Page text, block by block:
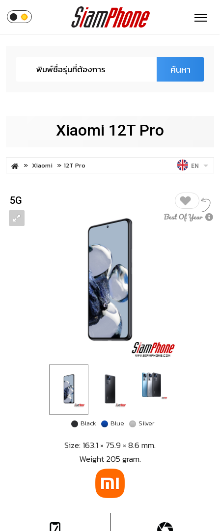
ค้นหา
Xiaomi 12T Pro
Xiaomi 12T Pro EN
5G
Black Blue Silver
Size: 163.1 × 75.9 × 8.6 mm.
Weight 205 gram.